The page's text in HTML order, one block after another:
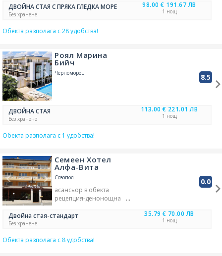
басейн с красив изглед
безжичен интернет в стаите
тераса/балкон за слънчеви
бани
гледка басейн
климатизация
асансьор в обекта
градина/зелена площ
фитнес зала/кът
сейф/каса в обекта
външен басейн
TV
ДВОЙНА СТАЯ С ПРЯКА ГЛЕДКА МОРЕ
Без хранене
98.00 € 191.67 ЛВ
1 нощ
Обекта разполага с 28 удобства!
Роял Марина
Бийч
Черноморец 8.5
ДВОЙНА СТАЯ
Без хранене
113.00 € 221.01 ЛВ
1 нощ
Обекта разполага с 1 удобства!
Семеен Хотел
Алфа-Вита
Созопол 0.0
асансьор в обекта
рецепция-денонощна
градина/зелена площ
ресторант
TV
Двойна стая-стандарт
Без хранене
35.79 € 70.00 ЛВ
1 нощ
Обекта разполага с 8 удобства!